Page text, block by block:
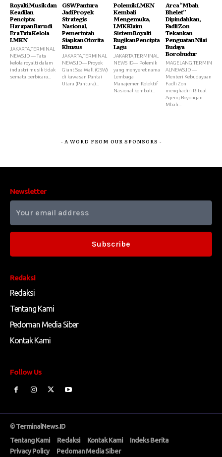
Royalti Musik dan
Keadilan
Pencipta:
Harapan Baru di
Era Tata Kelola
LMKN
JAKARTA,TERMINAL
NEWS.ID — Tata
kelola royalti dalam
industri musik tidak
semata berbicara...
GSW Pantura
Jadi Proyek
Strategis
Nasional,
Pemerintah
Siapkan Otorita
Khusus
JAKARTA,TERMINAL
NEWS.ID— Proyek
Giant Sea Wall (GSW)
di kawasan Pantai
Utara (Pantura)...
Polemik LMKN
Kembali
Mengemuka,
LMK Klaim
Sistem Royalti
Rugikan Pencipta
Lagu
JAKARTA,TERMINAL
NEWS ID— Polemik
yang menyeret nama
Lembaga
Manajemen Kolektif
Nasional kembali...
Arca “Mbah
Bhelet”
Dipindahkan,
Fadli Zon
Tekankan
Penguatan Nilai
Budaya
Borobudur
MAGELANG,TERMIN
ALNEWS.ID —
Menteri Kebudayaan
Fadli Zon
menghadiri Ritual
Ageng Boyongan
Mbah...
- A WORD FROM OUR SPONSORS -
Redaksi
Redaksi
Tentang Kami
Pedoman Media Siber
Kontak Kami
Follow Us
Newsletter
Subscribe
© TerminalNews.ID
Tentang Kami
Redaksi Kontak Kami
Indeks Berita
Privacy Policy
Pedoman Media Siber